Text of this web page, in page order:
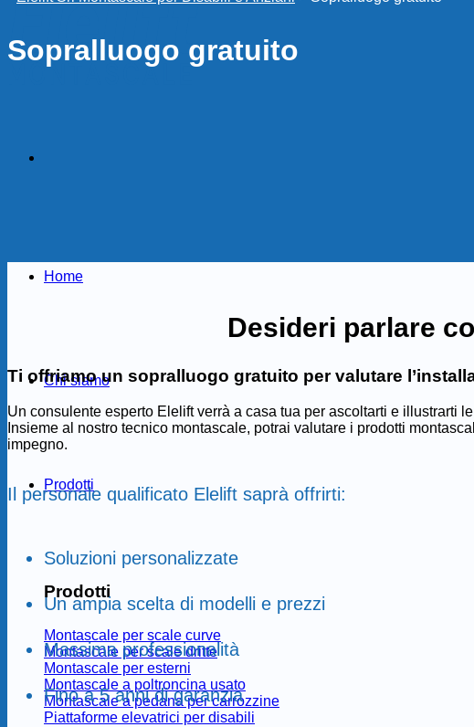
Home
Chi siamo
Prodotti
Prodotti
Montascale per scale curve
Montascale per scale dritte
Montascale per esterni
Montascale a poltroncina usato
Montascale a pedana per carrozzine
Piattaforme elevatrici per disabili
Sopralluogo gratuito
Desideri parlare
Ti offriamo un sopralluogo gratuito per valutare
Un consulente esperto Elelift verrà a casa tua per ascoltarti e illustrarti
Insieme al nostro tecnico montascale, potrai valutare i prodotti
impegno.
Il personale qualificato Elelift saprà offrirti:
Soluzioni personalizzate
Un ampia scelta di modelli e prezzi
Massima professionalità
Fino a 5 anni di garanzia